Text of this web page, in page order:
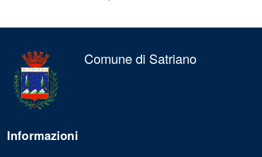
Comune di Satriano
Informazioni